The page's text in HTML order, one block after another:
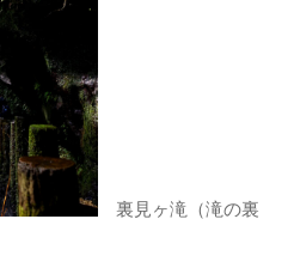
裏見ヶ滝（滝の裏